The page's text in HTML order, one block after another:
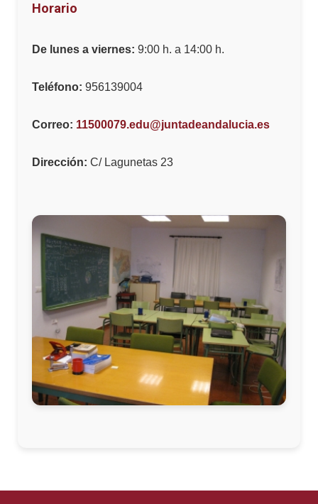
Horario
De lunes a viernes: 9:00 h. a 14:00 h.
Teléfono: 956139004
Correo: 11500079.edu@juntadeandalucia.es
Dirección: C/ Lagunetas 23